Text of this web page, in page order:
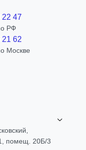
22 47
РФ
21 62
Москве
помещ. 20Б/3